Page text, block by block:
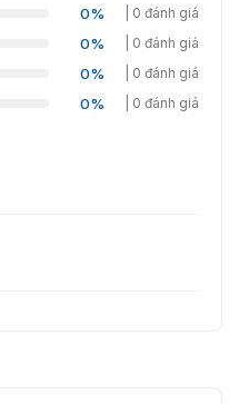
0% | 0 đánh giá
0% | 0 đánh giá
0% | 0 đánh giá
0% | 0 đánh giá